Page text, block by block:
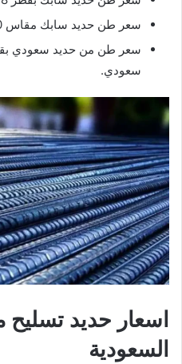
سعر طن حديد سابك مقاس 10 مم هو 3,277 ريال سعودي.
سعودي.
اسعار حديد
السعودية